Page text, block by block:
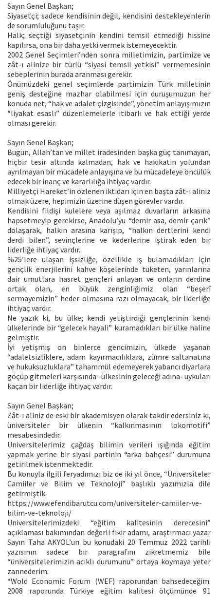
Sayın Genel Başkan;
Siyasetçi; sadece kendisinin değil, kendisini destekleyenlerin
de sorumluluğunu taşır.
Halk; seçtiği siyasetçinin kendini temsil etmediği hissine
kapılırsa, ona bir daha yetki vermek istemeyecektir.
2002 Genel Seçimleri’nden sonra milletimizin, partimize ve
zât-ı alinize bir türlü “siyasi temsil yetkisi” vermemesinin
sebeplerinin burada aranması gerekir.
Önümüzdeki genel seçimlerde partimizin Türk milletinin
geniş desteğine mazhar olabilmesi için duruşumuzun her
konuda net, “hak ve adalet çizgisinde”, yönetim anlayışımızın
“liyakat esaslı” düzenlemelerle itibarlı ve hak ettiği yerde
olması gerekir.
Sayın Genel Başkan;
Bugün, Allah’tan ve millet iradesinden başka güç tanımayan,
hiçbir tesir altında kalmadan, hak ve hakikatin yolundan
ayrılmayan bir mücadele anlayışına ve bu mücadeleye öncülük
edecek bir inanç ve kararlılığa ihtiyaç vardır.
Milliyetçi Hareket’in özlenen iktidarı için en başta zât-ı aliniz
olmak üzere, hepimizin üzerine düşen görevler vardır.
Kendisini fildişi kulelere veya aşılmaz duvarların arkasına
hapsetmeyip gerekirse, Anadolu’yu “demir asa, demir çarık”
dolaşarak, halkın arasına karışıp, “halkın dertlerini kendi
derdi bilen”, sevinçlerine ve kederlerine iştirak eden bir
liderliğe ihtiyaç vardır.
%25’lere ulaşan işsizliğe, özellikle iş bulamadıkları için
gençlik enerjilerini kahve köşelerinde tüketen, yarınlarına
dair umutlara hasret gençleri anlayan ve onların derdine
ortak olan, en büyük zenginliğimiz olan “beşerî
sermayemizin” heder olmasına razı olmayacak, bir liderliğe
ihtiyaç vardır.
Ne yazık ki, bu ülke; kendi yetiştirdiği gençlerinin kendi
ülkelerinde bir “gelecek hayali” kuramadıkları bir ülke haline
gelmiştir.
İyi yetişmiş on binlerce gencimizin, ülkede yaşanan
“adaletsizliklere, adam kayırmacılıklara, zümre saltanatına
ve hukuksuzluklara” tahammül edemeyerek yabancı diyarlara
göçüp gitmeleri karşısında -ülkesinin geleceği adına- uykuları
kaçan bir liderliğe ihtiyaç vardır.
Sayın Genel Başkan;
Zât-ı aliniz de eski bir akademisyen olarak takdir edersiniz ki,
üniversiteler bir ülkenin “kalkınmasının lokomotifi”
mesabesindedir.
Üniversitelerimiz çağdaş bilimin verileri ışığında eğitim
yapmak yerine bir siyasi partinin “arka bahçesi” durumuna
getirilmek istenmektedir.
Bu konuyla ilgili feryadımızı biz de iki yıl önce, “Üniversiteler
Camiiler ve Bilim ve Teknoloji” başlıklı yazımızla dile
getirmiştik.
https://www.efendibarutcu.com/universiteler-camiiler-ve-
bilim-ve-teknoloji/
Üniversitelerimizdeki “eğitim kalitesinin derecesini”
açıklaması bakımından değerli fikir adamı, araştırmacı yazar
Sayın Taha AKYOL’un bu konudaki 20 Temmuz 2022 tarihli
yazısının sadece bir paragrafını zikretmemiz bile
“üniversitelerimizin acıklı durumunu” ortaya koymaya yeter
zannederim.
“Wold Economic Forum (WEF) raporundan bahsedeceğim:
2008 raporunda Türkiye eğitim kalitesi ölçümünde 91